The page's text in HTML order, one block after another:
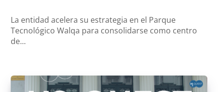
La entidad acelera su estrategia en el Parque
Tecnológico Walqa para consolidarse como centro
de...